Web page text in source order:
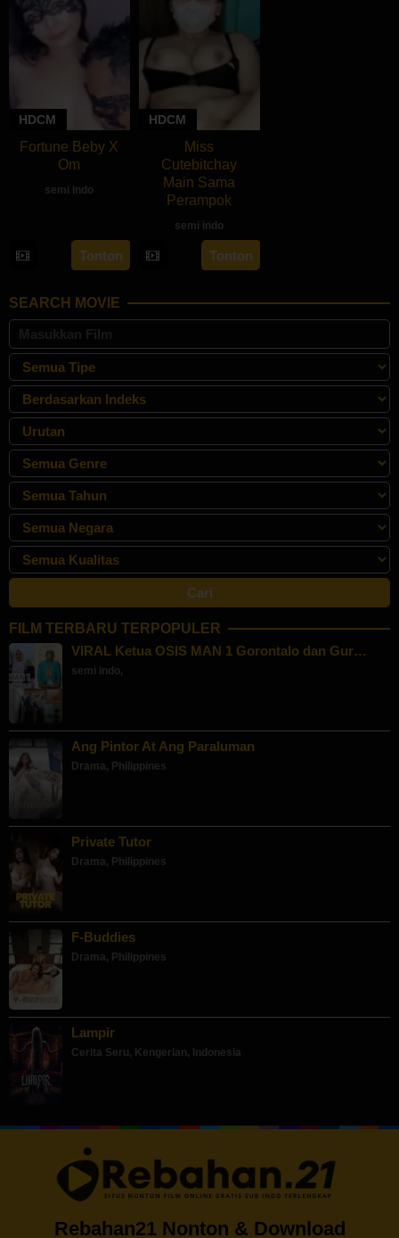
HDCM
Fortune Beby X
Om
semi indo
Tonton
HDCM
Miss
Cutebitchay
Main Sama
Perampok
semi indo
Tonton
SEARCH MOVIE
FILM TERBARU TERPOPULER
VIRAL Ketua OSIS MAN 1 Gorontalo dan Gur…
semi indo,
Ang Pintor At Ang Paraluman
Drama, Philippines
Private Tutor
Drama, Philippines
F-Buddies
Drama, Philippines
Lampir
Cerita Seru, Kengerian, Indonesia
Rebahan21 Nonton & Download